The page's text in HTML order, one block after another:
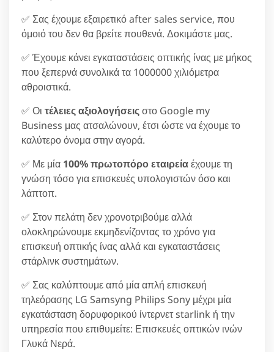
✅ Σας έχουμε εξαιρετικό after sales service, που
όμοιό του δεν θα βρείτε πουθενά. Δοκιμάστε μας.
✅ Έχουμε κάνει εγκαταστάσεις οπτικής ίνας με μήκος
που ξεπερνά συνολικά τα 1000000 χιλιόμετρα
αθροιστικά.
✅ Οι τέλειες αξιολογήσειςστο Google my
Business μας ατσαλώνουν, έτσι ώστε να έχουμε το
καλύτερο όνομα στην αγορά.
✅ Με μία 100% πρωτοπόρο εταιρείαέχουμε τη
γνώση τόσο για επισκευές υπολογιστών όσο και
λάπτοπ.
✅ Στον πελάτη δεν χρονοτριβούμε αλλά
ολοκληρώνουμε εκμηδενίζοντας το χρόνο για
επισκευή οπτικής ίνας αλλά και εγκαταστάσεις
στάρλινκ συστημάτων.
✅ Σας καλύπτουμε από μία απλή επισκευή
τηλεόρασης LG Samsyng Philips Sony μέχρι μία
εγκατάσταση δορυφορικού ίντερνετ starlink ή την
υπηρεσία που επιθυμείτε: Επισκευές οπτικών ινών
Γλυκά Νερά.